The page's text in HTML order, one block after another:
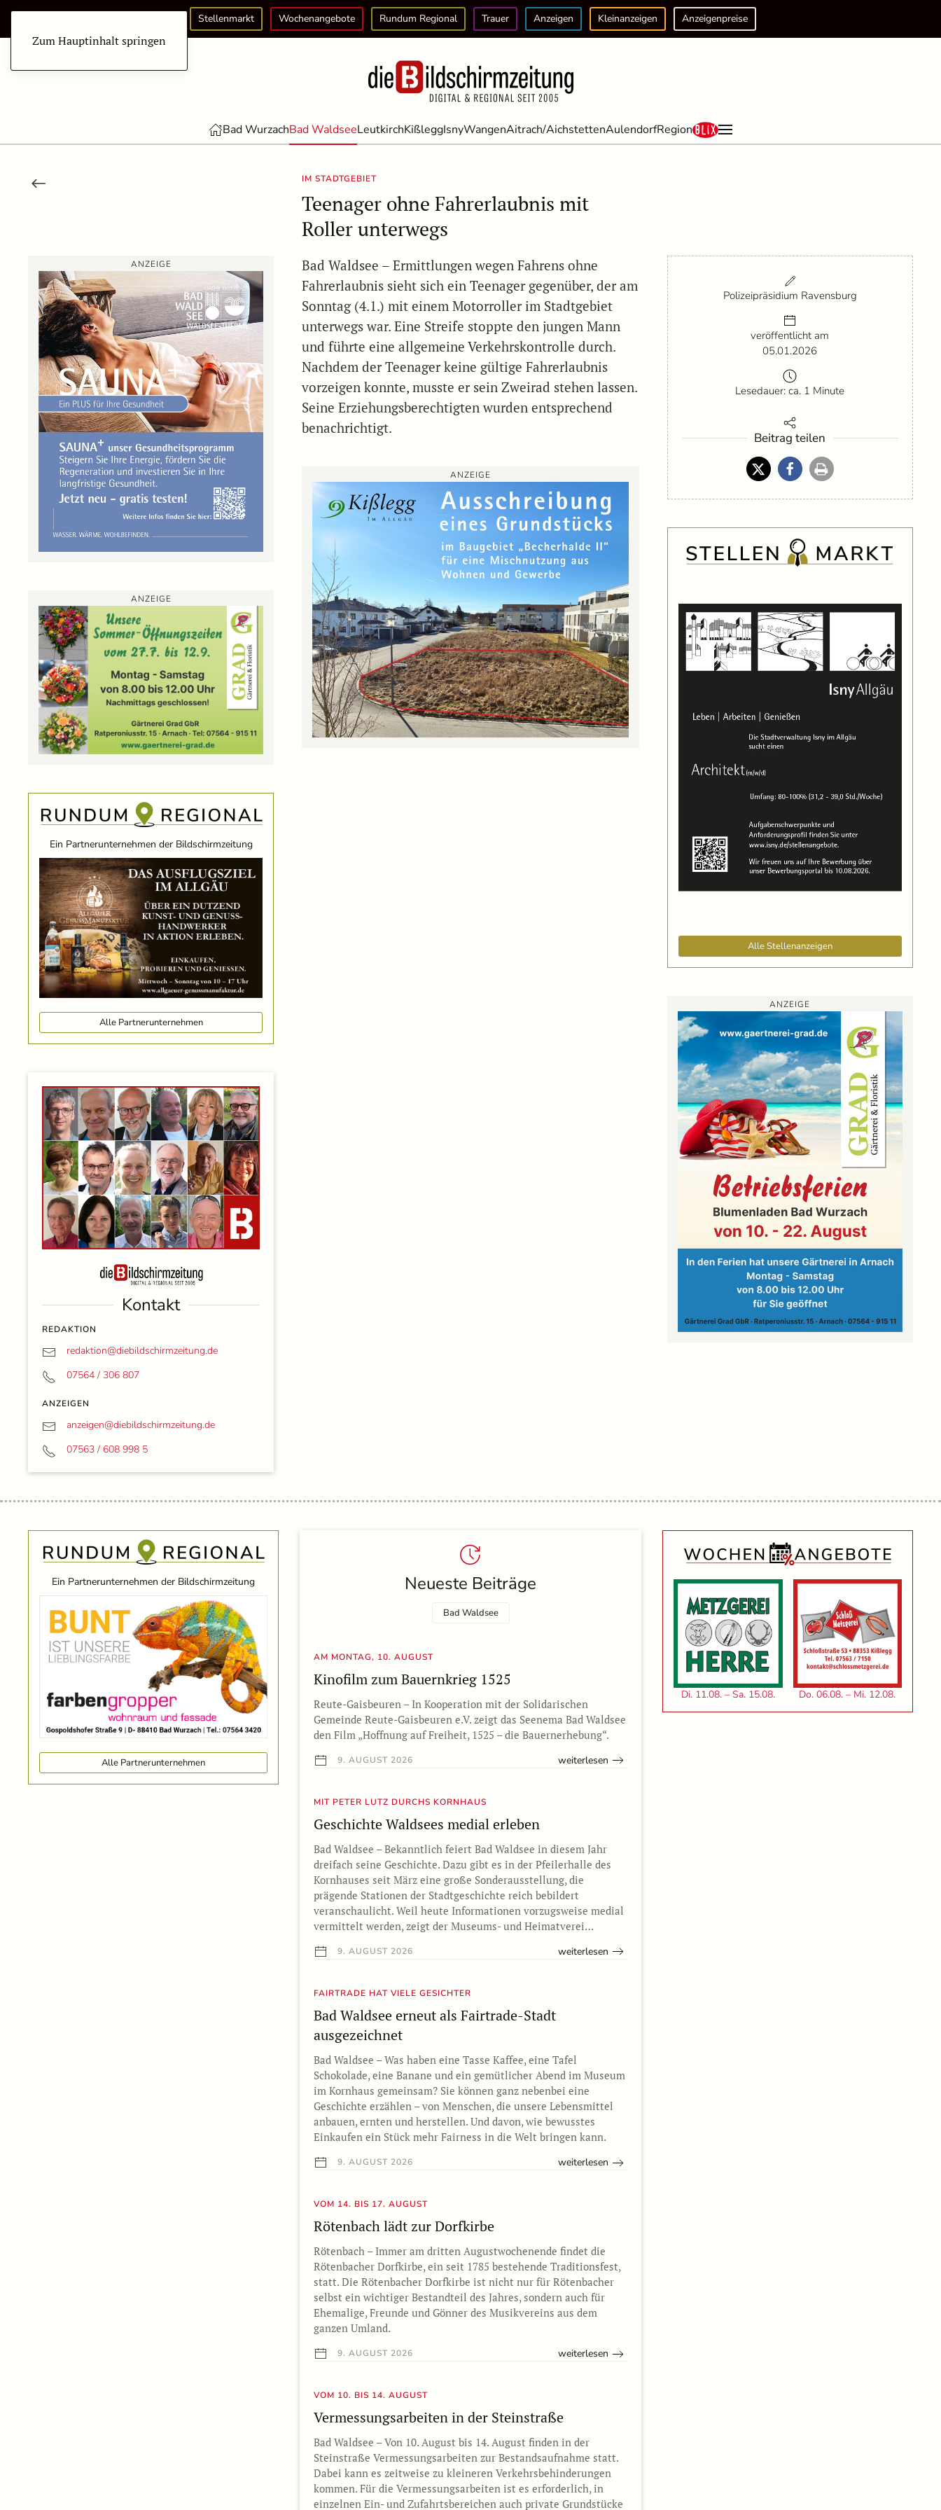
Zum Hauptinhalt springen
Stellenmarkt Wochenangebote Rundum Regional Trauer Anzeigen Kleinanzeigen Anzeigenpreise
Bad WurzachBad WaldseeLeutkirchKißleggIsnyWangenAitrach/AichstettenAulendorfRegion
IM STADTGEBIET
Teenager ohne Fahrerlaubnis mit
Roller unterwegs
ANZEIGE
ANZEIGE
Ein Partnerunternehmen der Bildschirmzeitung
Alle Partnerunternehmen
Kontakt
REDAKTION
redaktion@diebildschirmzeitung.de
07564 / 306 807
ANZEIGEN
anzeigen@diebildschirmzeitung.de
07563 / 608 998 5
Bad Waldsee – Ermittlungen wegen Fahrens ohne
Fahrerlaubnis sieht sich ein Teenager gegenüber, der am
Sonntag (4.1.) mit einem Motorroller im Stadtgebiet
unterwegs war. Eine Streife stoppte den jungen Mann
und führte eine allgemeine Verkehrskontrolle durch.
Nachdem der Teenager keine gültige Fahrerlaubnis
vorzeigen konnte, musste er sein Zweirad stehen lassen.
Seine Erziehungsberechtigten wurden entsprechend
benachrichtigt.
ANZEIGE
Polizeipräsidium Ravensburg
veröffentlicht am
05.01.2026
Lesedauer: ca. 1 Minute
Beitrag teilen
Alle Stellenanzeigen
ANZEIGE
Neueste Beiträge
Bad Waldsee
AM MONTAG, 10. AUGUST
Kinofilm zum Bauernkrieg 1525
Reute-Gaisbeuren – In Kooperation mit der Solidarischen
Gemeinde Reute-Gaisbeuren e.V. zeigt das Seenema Bad Waldsee
den Film „Hoffnung auf Freiheit, 1525 – die Bauernerhebung“.
9. AUGUST 2026 weiterlesen
MIT PETER LUTZ DURCHS KORNHAUS
Geschichte Waldsees medial erleben
Bad Waldsee – Bekanntlich feiert Bad Waldsee in diesem Jahr
dreifach seine Geschichte. Dazu gibt es in der Pfeilerhalle des
Kornhauses seit März eine große Sonderausstellung, die
prägende Stationen der Stadtgeschichte reich bebildert
veranschaulicht. Weil heute Informationen vorzugsweise medial
vermittelt werden, zeigt der Museums- und Heimatverei…
9. AUGUST 2026 weiterlesen
FAIRTRADE HAT VIELE GESICHTER
Bad Waldsee erneut als Fairtrade-Stadt
ausgezeichnet
Bad Waldsee – Was haben eine Tasse Kaffee, eine Tafel
Schokolade, eine Banane und ein gemütlicher Abend im Museum
im Kornhaus gemeinsam? Sie können ganz nebenbei eine
Geschichte erzählen – von Menschen, die unsere Lebensmittel
anbauen, ernten und herstellen. Und davon, wie bewusstes
Einkaufen ein Stück mehr Fairness in die Welt bringen kann.
9. AUGUST 2026 weiterlesen
VOM 14. BIS 17. AUGUST
Rötenbach lädt zur Dorfkirbe
Rötenbach – Immer am dritten Augustwochenende findet die
Rötenbacher Dorfkirbe, ein seit 1785 bestehende Traditionsfest,
statt. Die Rötenbacher Dorfkirbe ist nicht nur für Rötenbacher
selbst ein wichtiger Bestandteil des Jahres, sondern auch für
Ehemalige, Freunde und Gönner des Musikvereins aus dem
ganzen Umland.
9. AUGUST 2026 weiterlesen
VOM 10. BIS 14. AUGUST
Vermessungsarbeiten in der Steinstraße
Bad Waldsee – Von 10. August bis 14. August finden in der
Steinstraße Vermessungsarbeiten zur Bestandsaufnahme statt.
Dabei kann es zeitweise zu kleineren Verkehrsbehinderungen
kommen. Für die Vermessungsarbeiten ist es erforderlich, in
einzelnen Ein- und Zufahrtsbereichen auch private Grundstücke
Ein Partnerunternehmen der Bildschirmzeitung
Alle Partnerunternehmen
Di. 11.08. – Sa. 15.08. Do. 06.08. – Mi. 12.08.